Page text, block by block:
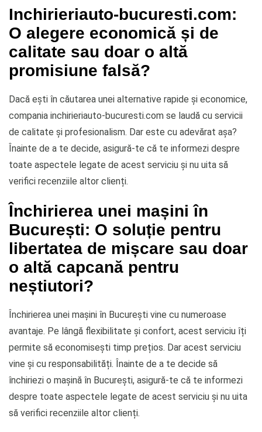
Inchirieriauto-bucuresti.com:
O alegere economică și de
calitate sau doar o altă
promisiune falsă?
Dacă ești în căutarea unei alternative rapide și economice,
compania inchirieriauto-bucuresti.com se laudă cu servicii
de calitate și profesionalism. Dar este cu adevărat așa?
Înainte de a te decide, asigură-te că te informezi despre
toate aspectele legate de acest serviciu și nu uita să
verifici recenziile altor clienți.
Închirierea unei mașini în
București: O soluție pentru
libertatea de mișcare sau doar
o altă capcană pentru
neștiutori?
Închirierea unei mașini în București vine cu numeroase
avantaje. Pe lângă flexibilitate și confort, acest serviciu îți
permite să economisești timp prețios. Dar acest serviciu
vine și cu responsabilități. Înainte de a te decide să
închiriezi o mașină în București, asigură-te că te informezi
despre toate aspectele legate de acest serviciu și nu uita
să verifici recenziile altor clienți.